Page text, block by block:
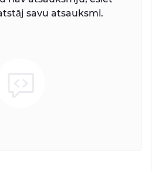
savu atsauksmi.